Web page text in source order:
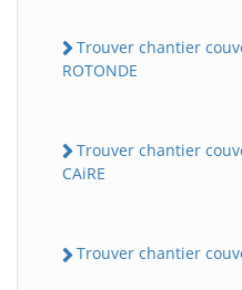
Trouver chantier
ROTONDE
Trouver chantier
CAiRE
Trouver chantier